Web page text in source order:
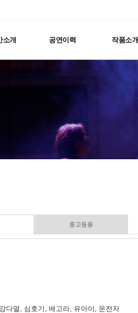
소개 공연이력 작품소개
중고등용
다열, 심호기, 배고라, 유아이, 운전자